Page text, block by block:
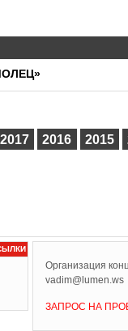
2017 2016 2015
Организация
vadim@lumen.ws
ЗАПРОС НА